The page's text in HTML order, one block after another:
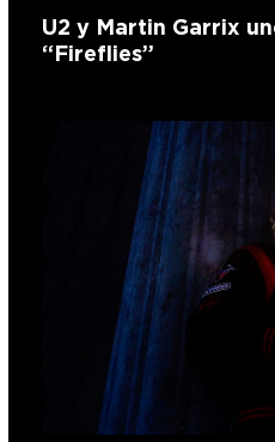
U2 y Martin Garrix
“Fireflies”